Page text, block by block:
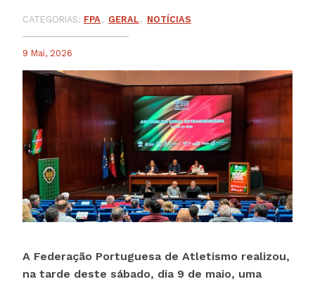
CATEGORIAS: FPA GERAL NOTÍCIAS
9 Mai, 2026
A Federação Portuguesa de Atletismo realizou,
na tarde deste sábado, dia 9 de maio, uma